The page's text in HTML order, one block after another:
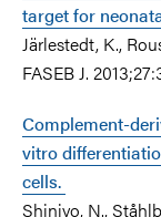
target for
Järlestedt, K.,
FASEB J.
Complement-
vitro
cells.
Shinjyo, N.,